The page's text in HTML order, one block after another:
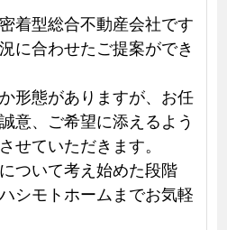
着型総合不動産会社です
に合わせたご提案ができ
形態がありますが、お任
意、ご希望に添えるよう
せていただきます。
ついて考え始めた段階
シモトホームまでお気軽